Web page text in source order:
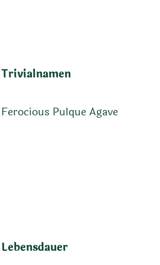
Trivialnamen
Ferocious Pulque Agave
Lebensdauer